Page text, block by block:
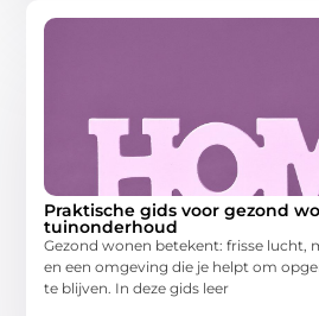
Praktische gids voor gezond
tuinonderhoud
Gezond wonen betekent: frisse lucht,
en een omgeving die je helpt om
te blijven. In deze gids leer